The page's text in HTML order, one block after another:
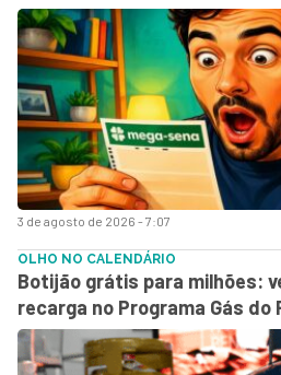
3 de agosto de 2026 - 7:07
OLHO NO CALENDÁRIO
Botijão grátis para milhões:
recarga no Programa Gás do